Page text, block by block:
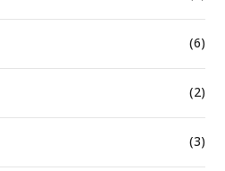
(6)
(2)
(3)